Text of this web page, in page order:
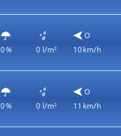
0 % 0 l/m²
O
10 km/h
0 % 0 l/m²
O
11 km/h